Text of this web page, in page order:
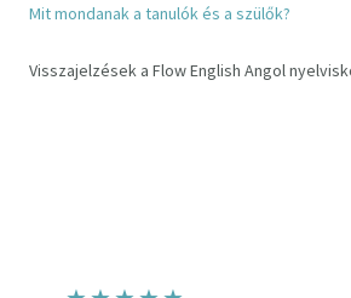
Mit mondanak a tanulók és a szülők?
Visszajelzések a Flow English Angol